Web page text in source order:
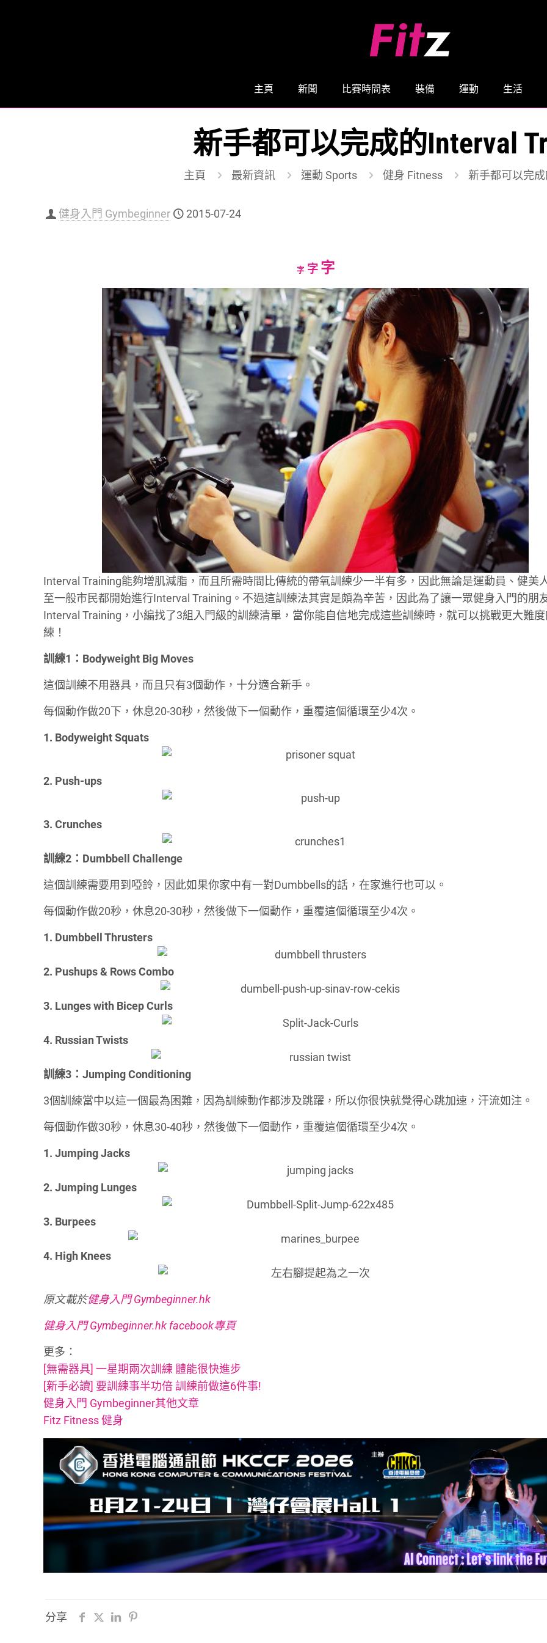
主頁 新聞 比賽時間表 裝備 運動 生活
新手都可以完成的Interval
主頁 最新資訊 運動 Sports 健身 Fitness 新手都可以完
健身入門 Gymbeginner 2015-07-24
字Decrease
size.
字Reset
size.
字Increase
font
size.
Interval Training能夠增肌減脂，而且所需時間比傳統的帶氧訓練少一半有多，因此無論是運動員、健美
至一般市民都開始進行Interval Training。不過這訓練法其實是頗為辛苦，因此為了讓一眾健身入門的朋
Interval Training，小編找了3組入門級的訓練清單，當你能自信地完成這些訓練時，就可以挑戰更大難度
練！
訓練1：Bodyweight Big Moves
這個訓練不用器具，而且只有3個動作，十分適合新手。
每個動作做20下，休息20-30秒，然後做下一個動作，重覆這個循環至少4次。
1. Bodyweight Squats
2. Push-ups
3. Crunches
訓練2：Dumbbell Challenge
這個訓練需要用到啞鈴，因此如果你家中有一對Dumbbells的話，在家進行也可以。
每個動作做20秒，休息20-30秒，然後做下一個動作，重覆這個循環至少4次。
1. Dumbbell Thrusters
2. Pushups & Rows Combo
3. Lunges with Bicep Curls
4. Russian Twists
訓練3：Jumping Conditioning
3個訓練當中以這一個最為困難，因為訓練動作都涉及跳躍，所以你很快就覺得心跳加速，汗流如注。
每個動作做30秒，休息30-40秒，然後做下一個動作，重覆這個循環至少4次。
1. Jumping Jacks
2. Jumping Lunges
3. Burpees
4. High Knees
原文載於健身入門 Gymbeginner.hk
健身入門 Gymbeginner.hk facebook專頁
更多：
[無需器具] 一星期兩次訓練 體能很快進步
[新手必讀] 要訓練事半功倍 訓練前做這6件事!
健身入門 Gymbeginner其他文章
Fitz Fitness 健身
分享